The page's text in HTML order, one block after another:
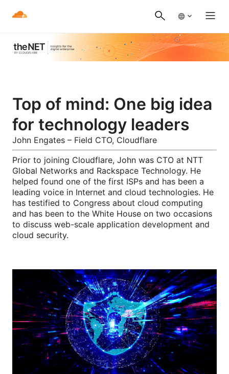
Top of mind: One big idea
for technology leaders
John Engates – Field CTO, Cloudflare
Prior to joining Cloudflare, John was CTO at NTT
Global Networks and Rackspace Technology. He
helped found one of the first ISPs and has been a
leading voice in Internet and cloud technologies. He
has testified to Congress about cloud computing
and has been to the White House on two occasions
to discuss web-scale application development and
cloud security.